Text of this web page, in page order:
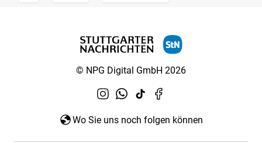
© NPG Digital GmbH 2026
Wo Sie uns noch folgen können